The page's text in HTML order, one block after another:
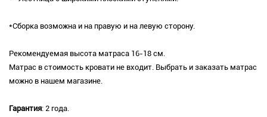
*Сборка возможна и на правую и на левую сторону.
Рекомендуемая высота матраса 16-18 см.
Матрас в стоимость кровати не входит. Выбрать и заказать матрас
можно в нашем магазине.
Гарантия: 2 года.